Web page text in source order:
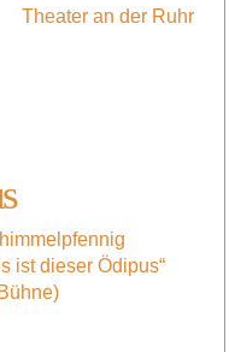
Theater an der Ruhr
ist dieser Ödipus“